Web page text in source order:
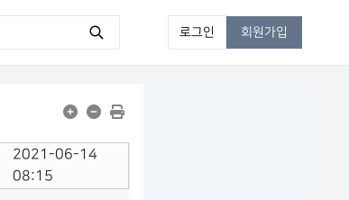
로그인 회원가입
2021-06-14
08:15